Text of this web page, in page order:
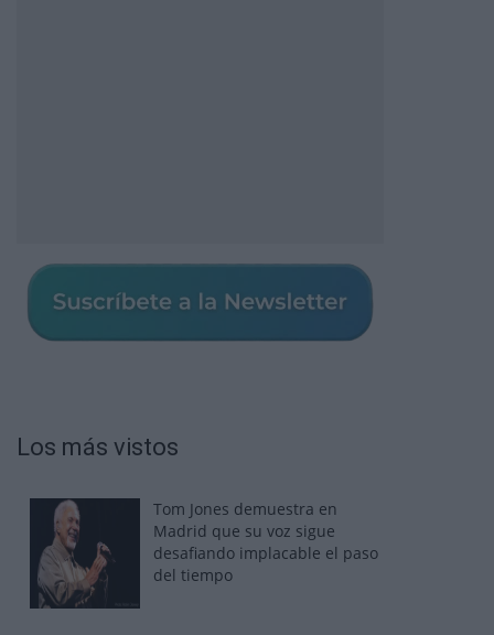
Los más vistos
Tom Jones demuestra en
Madrid que su voz sigue
desafiando implacable el paso
del tiempo